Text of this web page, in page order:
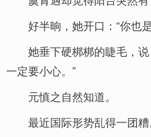
好半晌，她开口：“你也
她垂下硬梆梆的睫毛，
一定要小心。”
元慎之自然知道。
最近国际形势乱得一团糟